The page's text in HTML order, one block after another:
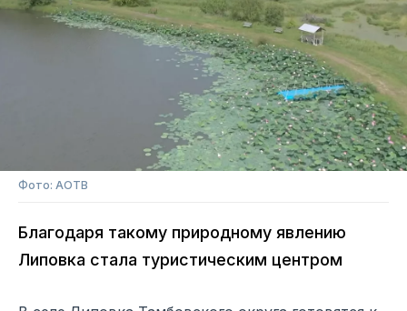
Фото: АОТВ
Благодаря такому природному явлению
Липовка стала туристическим центром